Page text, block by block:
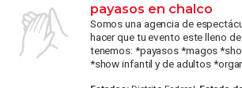
payasos en chalco
Somos una agencia de
hacer que tu evento este lleno
tenemos: *payasos *magos
*show infantil y de adultos